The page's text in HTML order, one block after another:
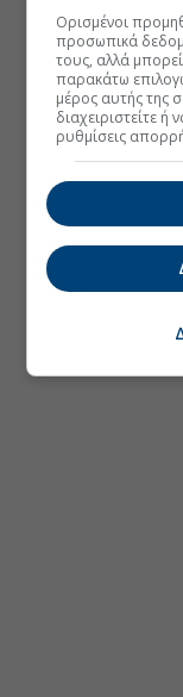
Ορισμένοι
προσωπικά
τους, αλλά
παρακάτω
μέρος αυτής της
διαχειριστείτε ή
ρυθμίσεις